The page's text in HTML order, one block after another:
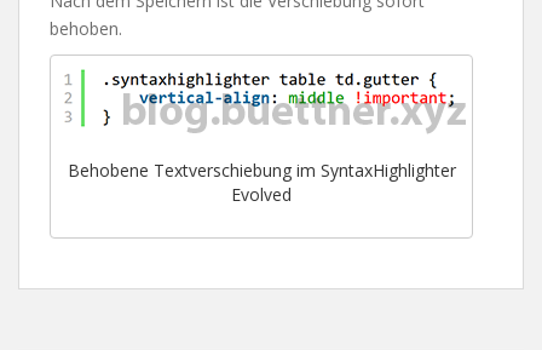
behoben.
Behobene Textverschiebung im SyntaxHighlighter
Evolved